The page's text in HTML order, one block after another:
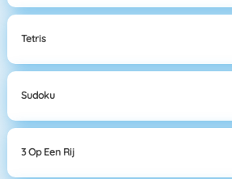
Tetris
Sudoku
3 Op Een Rij